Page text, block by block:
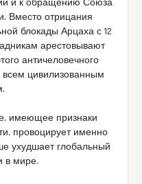
и к обращению Союза
Вместо отрицания
блокады Арцаха с 12
арестовывают
античеловечного
всем цивилизованным
имеющее признаки
провоцирует именно
ухудшает глобальный
в мире.